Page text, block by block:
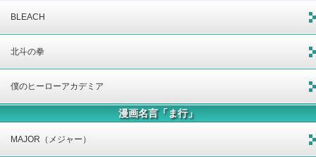
BLEACH
北斗の拳
僕のヒーローアカデミア
漫画名言「ま行」
MAJOR（メジャー）